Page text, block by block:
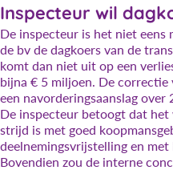
Inspecteur wil
De inspecteur is het niet
de bv de dagkoers van de
komt dan niet uit op een
bijna € 5 miljoen. De
een navorderingsaanslag
De inspecteur betoogt dat het
strijd is met goed
deelnemingsvrijstelling en
Bovendien zou de interne